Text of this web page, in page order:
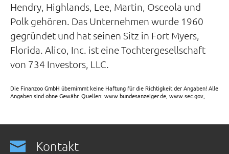
Hendry, Highlands, Lee, Martin, Osceola und
Polk gehören. Das Unternehmen wurde 1960
gegründet und hat seinen Sitz in Fort Myers,
Florida. Alico, Inc. ist eine Tochtergesellschaft
von 734 Investors, LLC.
Die Finanzoo GmbH übernimmt keine Haftung für die Richtigkeit der Angaben! Alle
Angaben sind ohne Gewähr. Quellen: www.bundesanzeiger.de, www.sec.gov,
Kontakt